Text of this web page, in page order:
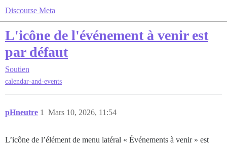
Discourse Meta
L'icône de l'événement à venir est
par défaut
Soutien
calendar-and-events
pHneutre Mars 10, 2026, 11:54
1
L’icône de l’élément de menu latéral « Événements à venir » est